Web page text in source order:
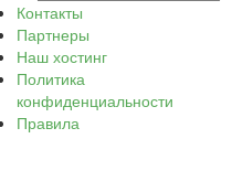
Контакты
Партнеры
Наш хостинг
Политика
конфиденциальности
Правила